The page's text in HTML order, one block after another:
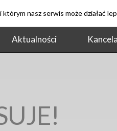
W ŁĘCZESZYCACH
Aktualności
nasz serwis może działać